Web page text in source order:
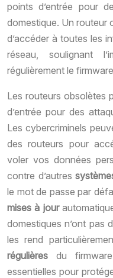
points d’entrée pour
domestique. Un routeur
d’accéder à toutes les
réseau, soulignant
régulièrement le
Les routeurs obsolètes
d’entrée pour des
Les cybercriminels
des routeurs pour
voler vos données
contre d’autres
le mot de passe par
mises à jour
domestiques n’ont pas
les rend
régulières du
essentielles pour